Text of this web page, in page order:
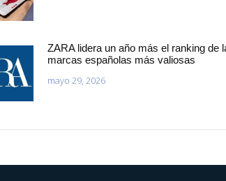
ZARA lidera un año más el ranking de
marcas españolas más valiosas
mayo 29, 2026